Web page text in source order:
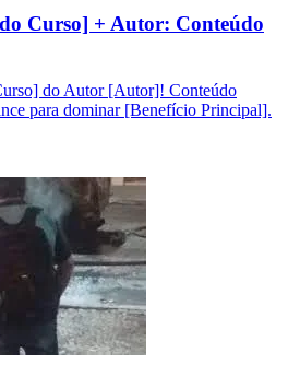
Curso] + Autor: Conteúdo
do Autor [Autor]! Conteúdo
para dominar [Benefício Principal].